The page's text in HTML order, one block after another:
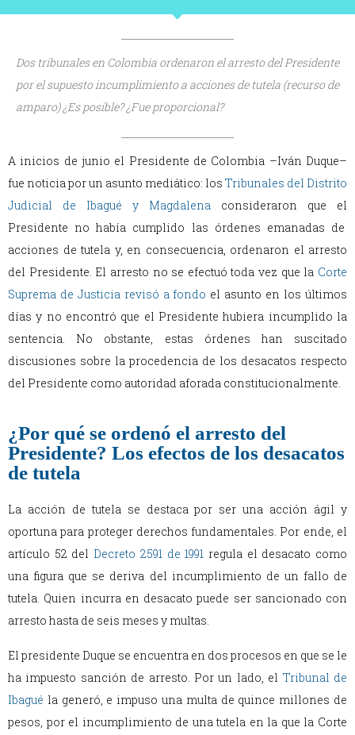
Dos tribunales en Colombia ordenaron el arresto del Presidente
por el supuesto incumplimiento a acciones de tutela (recurso de
amparo) ¿Es posible? ¿Fue proporcional?
A inicios de junio el Presidente de Colombia –Iván Duque–
fue noticia por un asunto mediático: los Tribunales del Distrito
Judicial de Ibagué y Magdalena consideraron que el
Presidente no había cumplido las órdenes emanadas de
acciones de tutela y, en consecuencia, ordenaron el arresto
del Presidente. El arresto no se efectuó toda vez que la Corte
Suprema de Justicia revisó a fondo el asunto en los últimos
días y no encontró que el Presidente hubiera incumplido la
sentencia. No obstante, estas órdenes han suscitado
discusiones sobre la procedencia de los desacatos respecto
del Presidente como autoridad aforada constitucionalmente.
¿Por qué se ordenó el arresto del
Presidente? Los efectos de los desacatos
de tutela
La acción de tutela se destaca por ser una acción ágil y
oportuna para proteger derechos fundamentales. Por ende, el
artículo 52 del Decreto 2591 de 1991 regula el desacato como
una figura que se deriva del incumplimiento de un fallo de
tutela. Quien incurra en desacato puede ser sancionado con
arresto hasta de seis meses y multas.
El presidente Duque se encuentra en dos procesos en que se le
ha impuesto sanción de arresto. Por un lado, el Tribunal de
Ibagué la generó, e impuso una multa de quince millones de
pesos, por el incumplimiento de una tutela en la que la Corte